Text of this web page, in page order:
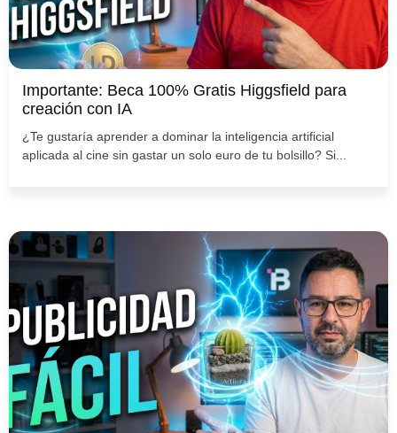
Importante: Beca 100% Gratis Higgsfield para
creación con IA
¿Te gustaría aprender a dominar la inteligencia artificial
aplicada al cine sin gastar un solo euro de tu bolsillo? Si...